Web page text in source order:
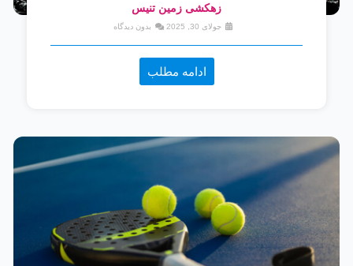
زهکشی زمین تنیس
جولای 30, 2025 بدون دیدگاه
ادامه مطلب